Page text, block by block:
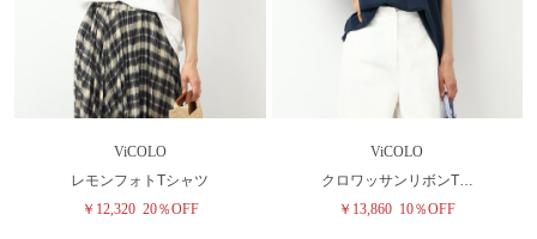
ViCOLO
レモンフォトTシャツ
￥12,320 20％OFF
ViCOLO
クロワッサンリボンT…
￥13,860 10％OFF